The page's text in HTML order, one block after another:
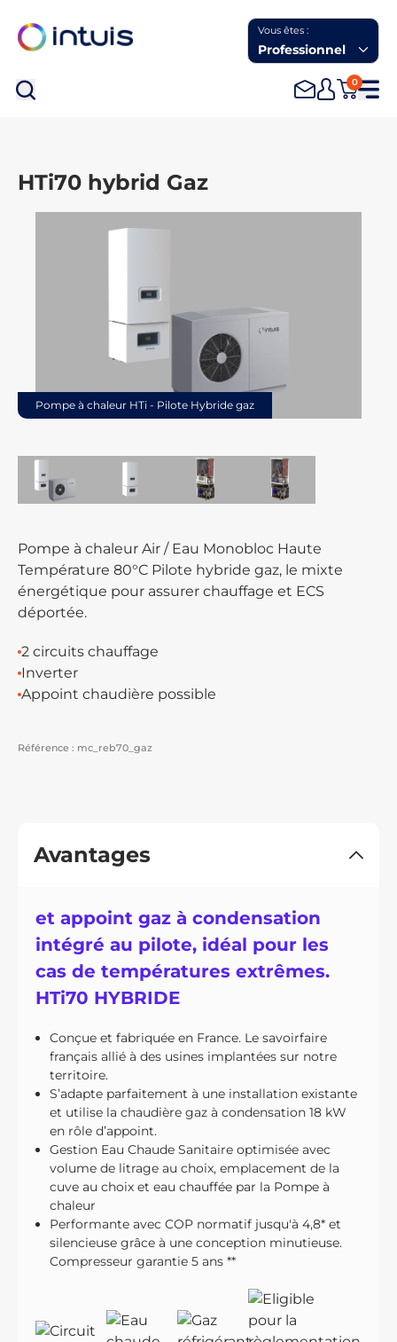
Vous êtes :
Professionnel
0
HTi70 hybrid Gaz
Pompe à chaleur HTi - Pilote Hybride gaz
Pompe à chaleur Air / Eau Monobloc Haute
Température 80°C Pilote hybride gaz, le mixte
énergétique pour assurer chauffage et ECS
déportée.
2 circuits chauffage
Inverter
Appoint chaudière possible
Référence : mc_reb70_gaz
Avantages
et appoint gaz à condensation
intégré au pilote, idéal pour les
cas de températures extrêmes.
HTi70 HYBRIDE
Conçue et fabriquée en France. Le savoirfaire
français allié à des usines implantées sur notre
territoire.
S’adapte parfaitement à une installation existante
et utilise la chaudière gaz à condensation 18 kW
en rôle d’appoint.
Gestion Eau Chaude Sanitaire optimisée avec
volume de litrage au choix, emplacement de la
cuve au choix et eau chauffée par la Pompe à
chaleur
Performante avec COP normatif jusqu'à 4,8* et
silencieuse grâce à une conception minutieuse.
Compresseur garantie 5 ans **